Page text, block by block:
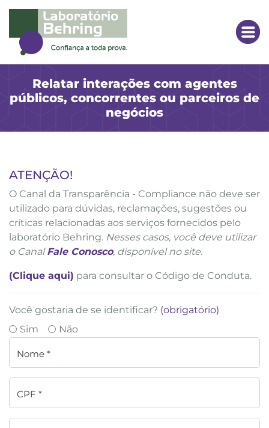
Relatar interações com agentes
públicos, concorrentes ou parceiros de
negócios
ATENÇÃO!
O Canal da Transparência - Compliance não deve ser
utilizado para dúvidas, reclamações, sugestões ou
críticas relacionadas aos serviços fornecidos pelo
laboratório Behring. Nesses casos, você deve utilizar
o CanalFale Conosco, disponível no site.
(Clique aqui) para consultar o Código de Conduta.
Você gostaria de se identificar? (obrigatório)
Sim
Não
Nome *
CPF *